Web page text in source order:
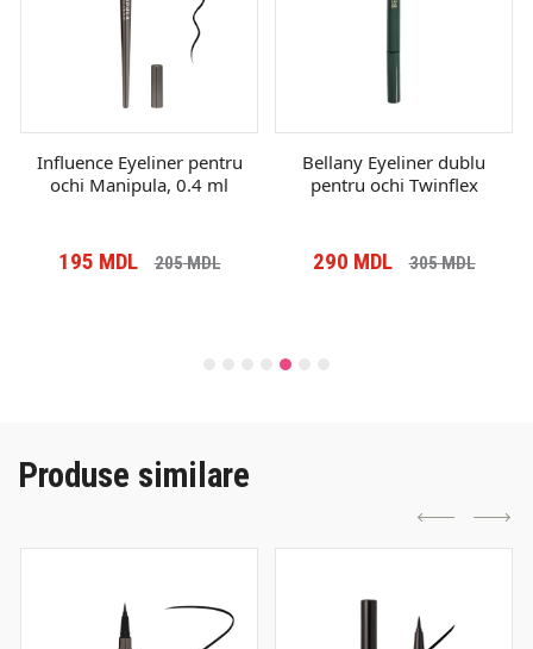
Influence Eyeliner pentru
ochi Manipula, 0.4 ml
195 MDL 205MDL
Bellany Eyeliner dublu
pentru ochi Twinflex
290 MDL 305MDL
Produse similare